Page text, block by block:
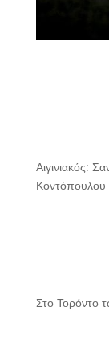
Αιγινιακός:
Κοντόπουλου
Στο Τορόντο